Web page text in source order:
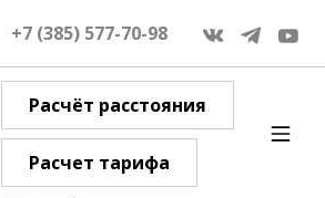
+7 (385) 577-70-98
Расчёт расстояния
Расчет тарифа